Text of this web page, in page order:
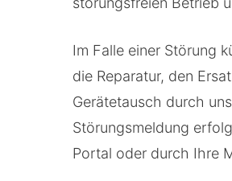
Im Falle einer Störung
die Reparatur, den
Gerätetausch durch
Störungsmeldung
Portal oder durch Ihre